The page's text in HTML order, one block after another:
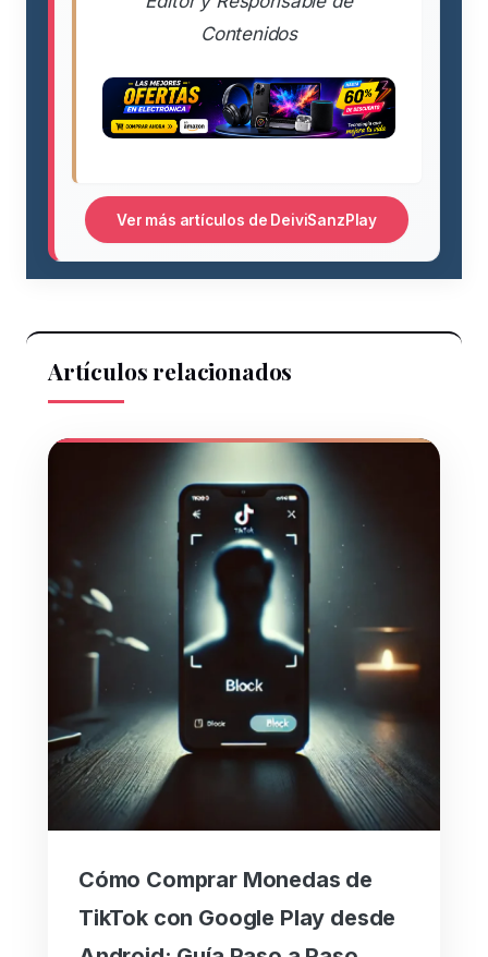
Contenidos
Ver más artículos de DeiviSanzPlay
Artículos relacionados
Cómo Comprar Monedas de
TikTok con Google Play desde